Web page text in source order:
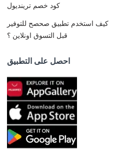
كود خصم ترينديول
كيف استخدم تطبيق صحصح للتوفير
قبل التسوق اونلاين ؟
احصل على التطبيق